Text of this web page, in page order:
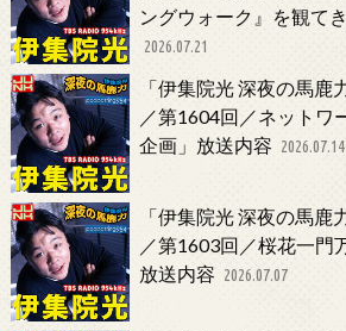
ングウォーク』を観て
2026.07.21
「伊集院光 深夜の馬鹿
／第1604回／ネットワ
企画」放送内容 2026.07.14
「伊集院光 深夜の馬鹿
／第1603回／桜花一門
放送内容 2026.07.07